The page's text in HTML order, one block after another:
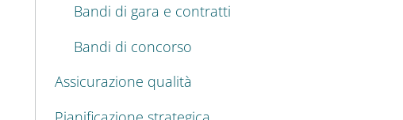
Bandi di gara e contratti
Bandi di concorso
Assicurazione qualità